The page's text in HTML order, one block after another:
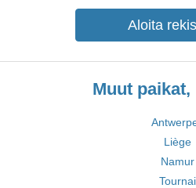
Aloita
Muut
Liège
Namur
Tournai